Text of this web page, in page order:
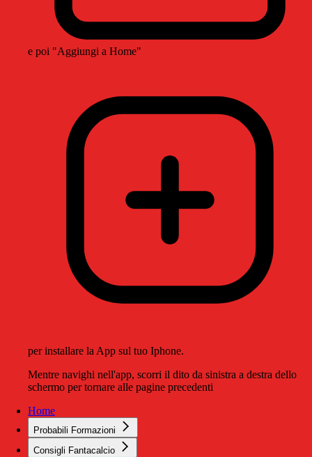
e poi "Aggiungi a Home"
per installare la App sul tuo Iphone.
Mentre navighi nell'app, scorri il dito da sinistra a destra dello
schermo per tornare alle pagine precedenti
Home
Probabili Formazioni
Consigli Fantacalcio